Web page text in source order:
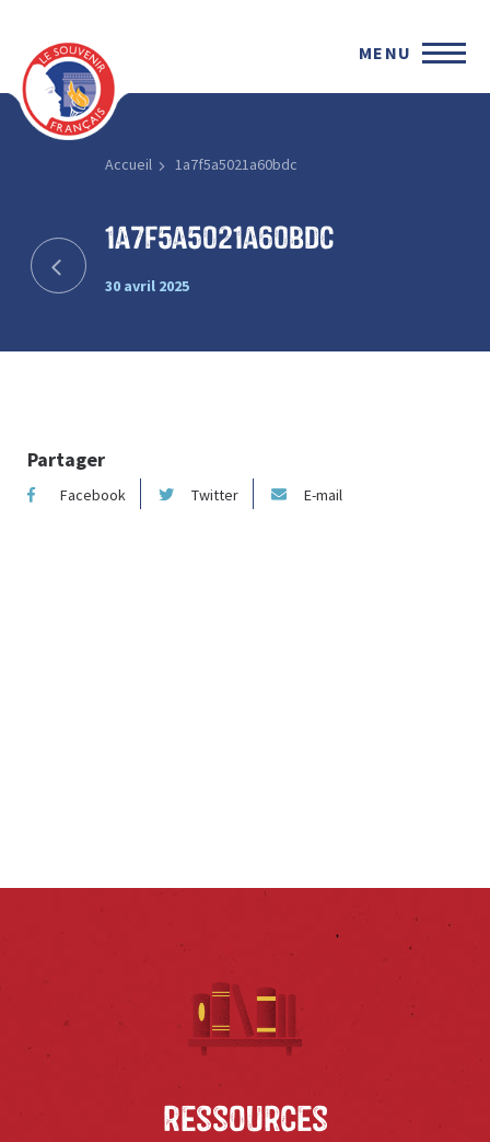
MENU
Accueil 1a7f5a5021a60bdc
1a7f5a5021a60bdc
30 avril 2025
Partager
Facebook Twitter E-mail
Ressources